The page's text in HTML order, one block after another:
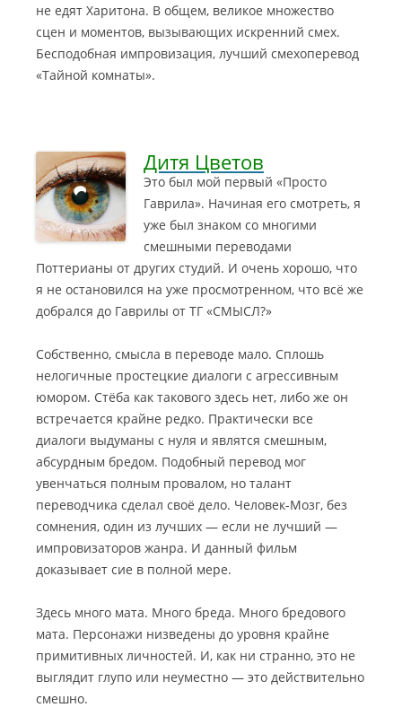
не едят Харитона. В общем, великое множество
сцен и моментов, вызывающих искренний смех.
Бесподобная импровизация, лучший смехоперевод
«Тайной комнаты».
Дитя Цветов
Это был мой первый «Просто
Гаврила». Начиная его смотреть, я
уже был знаком со многими
смешными переводами
Поттерианы от других студий. И очень хорошо, что
я не остановился на уже просмотренном, что всё же
добрался до Гаврилы от ТГ «СМЫСЛ?»
Собственно, смысла в переводе мало. Сплошь
нелогичные простецкие диалоги с агрессивным
юмором. Стёба как такового здесь нет, либо же он
встречается крайне редко. Практически все
диалоги выдуманы с нуля и являтся смешным,
абсурдным бредом. Подобный перевод мог
увенчаться полным провалом, но талант
переводчика сделал своё дело. Человек-Мозг, без
сомнения, один из лучших — если не лучший —
импровизаторов жанра. И данный фильм
доказывает сие в полной мере.
Здесь много мата. Много бреда. Много бредового
мата. Персонажи низведены до уровня крайне
примитивных личностей. И, как ни странно, это не
выглядит глупо или неуместно — это действительно
смешно.